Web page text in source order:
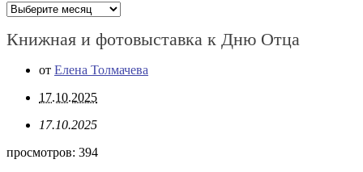
Архивы
Книжная и фотовыставка к Дню Отца
от Елена Толмачева
17.10.2025
17.10.2025
просмотров: 394